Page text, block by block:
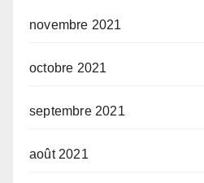
novembre 2021
octobre 2021
septembre 2021
août 2021